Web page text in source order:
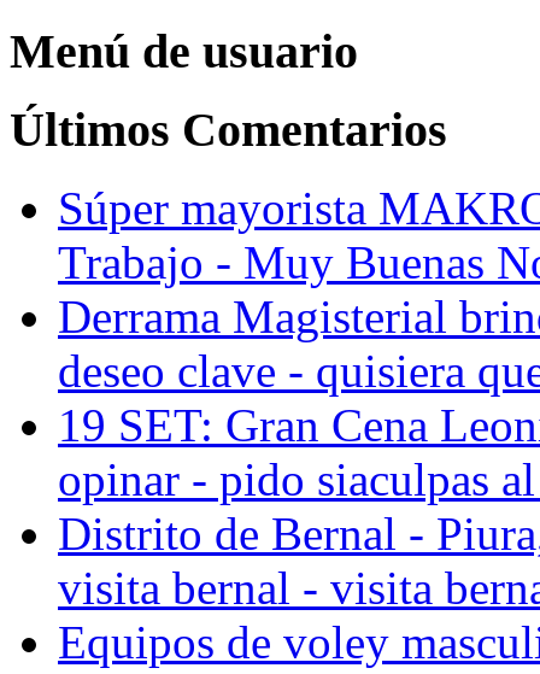
Menú de usuario
Últimos Comentarios
Súper mayorista
Trabajo - Muy Buenas
Derrama Magisterial
deseo clave - quisiera
19 SET: Gran Cena
opinar - pido siaculpas
Distrito de Bernal -
visita bernal - visita
Equipos de voley